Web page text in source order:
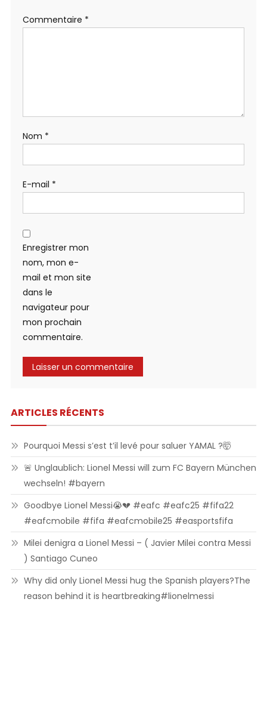
Commentaire *
Nom *
E-mail *
Enregistrer mon
nom, mon e-
mail et mon site
dans le
navigateur pour
mon prochain
commentaire.
ARTICLES RÉCENTS
Pourquoi Messi s’est t’il levé pour saluer YAMAL ?🤯
🚨 Unglaublich: Lionel Messi will zum FC Bayern München
wechseln! #bayern
Goodbye Lionel Messi😭💔 #eafc #eafc25 #fifa22
#eafcmobile #fifa #eafcmobile25 #easportsfifa
Milei denigra a Lionel Messi – ( Javier Milei contra Messi
) Santiago Cuneo
Why did only Lionel Messi hug the Spanish players?The
reason behind it is heartbreaking#lionelmessi